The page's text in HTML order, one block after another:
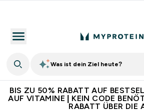
Was ist dein Ziel heute?
BIS ZU 50% RABATT AUF
AUF VITAMINE | KEIN CODE
RABATT ÜBER DIE